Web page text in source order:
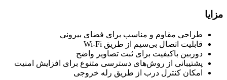
مزایا
طراحی مقاوم و مناسب برای فضای بیرونی
قابلیت اتصال بی‌سیم از طریق Wi-Fi
دوربین باکیفیت برای ثبت تصاویر واضح
پشتیبانی از روش‌های دسترسی متنوع برای افزایش امنیت
امکان کنترل درب از طریق رله خروجی